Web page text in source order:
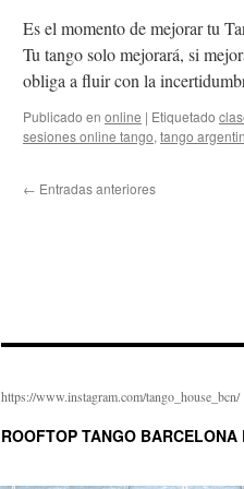
Es el momento de mejorar tu
Tu tango solo mejorará, si
obliga a fluir con la
Publicado en online | Etiquetado
sesiones online tango, tango
← Entradas anteriores
https://www.instagram.com/tango_house_bcn/
ROOFTOP TANGO BARCELONA